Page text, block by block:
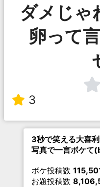
ダメじゃ
卵って
3
3秒で笑える大喜
写真で一言ボケて
ボケ投稿数
お題投稿数